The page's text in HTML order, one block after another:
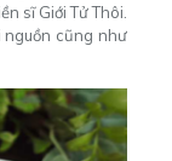
sĩ Giới Tử Thôi.
nguồn cũng như